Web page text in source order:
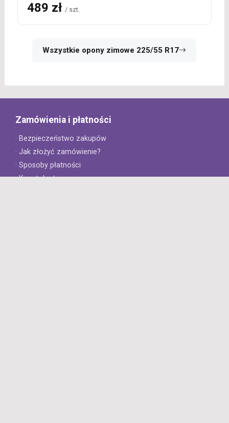
489 zł / szt.
Wszystkie opony zimowe 225/55 R17
Zamówienia i płatności
· Bezpieczeństwo zakupów
· Jak złożyć zamówienie?
· Sposoby płatności
· Koszt dostawy